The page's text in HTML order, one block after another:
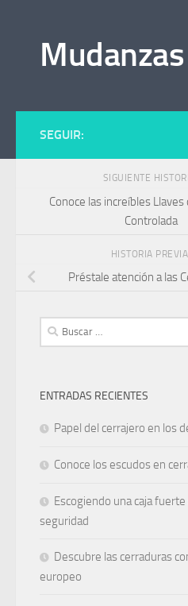
SEGUIR:
SIGUIENTE
Conoce las increíbles
Controlada
HISTORIA PREVIA
Préstale atención a las
Buscar:
ENTRADAS RECIENTES
Papel del cerrajero en los
Conoce los escudos en
Escogiendo una caja
seguridad
Descubre las cerraduras
europeo